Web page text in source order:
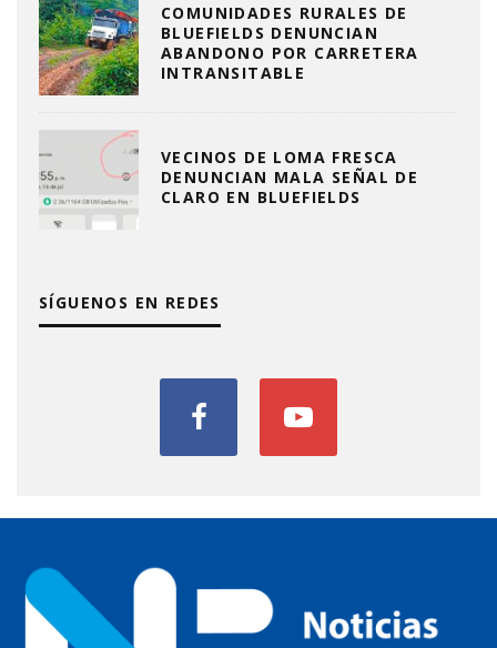
COMUNIDADES RURALES DE
BLUEFIELDS DENUNCIAN
ABANDONO POR CARRETERA
INTRANSITABLE
VECINOS DE LOMA FRESCA
DENUNCIAN MALA SEÑAL DE
CLARO EN BLUEFIELDS
SÍGUENOS EN REDES